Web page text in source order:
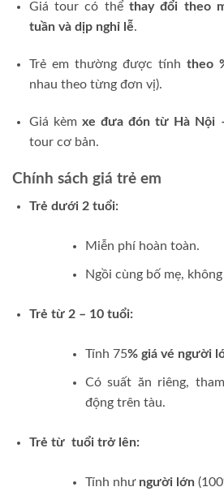
Giá tour có thểthay đổi theo
tuần và dịp nghỉ lễ.
Trẻ em thường được tính theo
nhau theo từng đơn vị).
Giá kèm xe đưa đón từ Hà Nội
tour cơ bản.
Chính sách giá trẻ em
Trẻ dưới 2 tuổi:
Miễn phí hoàn toàn.
Ngồi cùng bố mẹ,
Trẻ từ 2 – 10 tuổi:
Tính 75% giá vé người
Có suất ăn riêng,
động trên tàu.
Trẻ từ tuổi trở lên:
Tính như người lớn